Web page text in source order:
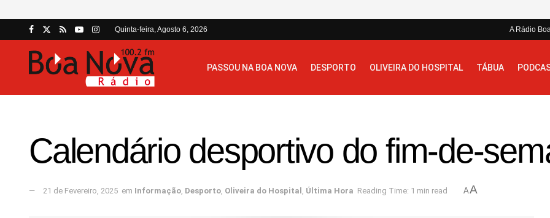
Quinta-feira, Agosto 6, 2026 A Rádio
PASSOU NA BOA NOVA DESPORTO OLIVEIRA DO HOSPITAL TÁBUA
Calendário desportivo do fim-de-
21 de Fevereiro, 2025 em Informação, Desporto, Oliveira do Hospital , Última Hora Reading Time: 1 min read AA